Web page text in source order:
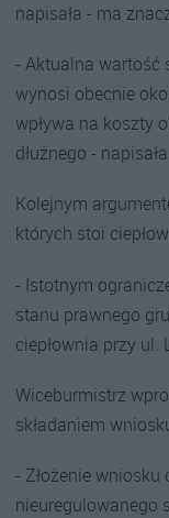
napisała - ma
- Aktualna wartość
wynosi obecnie
wpływa na koszty
dłużnego -
Kolejnym
których stoi
- Istotnym
stanu prawnego
ciepłownia przy ul.
Wiceburmistrz
składaniem
- Złożenie
nieuregulowanego